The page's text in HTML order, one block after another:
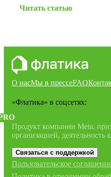
Читать статью
О насМы в прессеFAQ
«Флатика» в соцсетях:
Продукт компании Meta,
организацией,
Связаться с поддержкой
Пользовательское